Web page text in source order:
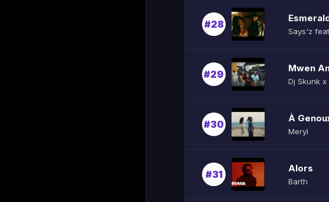
#28
Says'z
#29
Mwen
Dj Skunk
#30
À
Meryl
#31
Alors
Barth